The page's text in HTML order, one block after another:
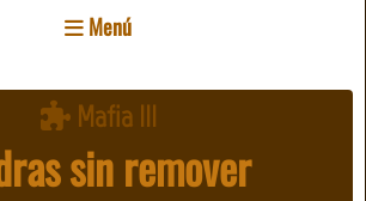
Menú
Mafia III
sin remover